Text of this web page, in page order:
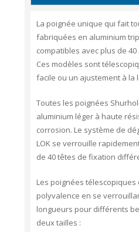
La poignée unique qui fait
fabriquées en aluminium
compatibles avec plus de
Ces modèles sont
facile ou un ajustement à la
Toutes les poignées
aluminium léger à haute
corrosion. Le système de
LOK se verrouille
de 40 têtes de fixation
Les poignées
polyvalence en se
longueurs pour différents
deux tailles :